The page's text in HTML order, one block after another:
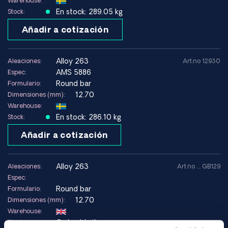
Designaciones:Aleación C-263, NIMONIC 263, Haynes
263, UNS N07263, Werkstoffnummer 2.4650, AMS 5882
Ventajas
Alta resistencia a temperaturas elevadas
Muy buena resistencia a la oxidación hasta
aproximadamente 870 °C
Buena resistencia a la fluencia
Muy buena soldabilidad en comparación con muchas otras
superaleaciones
Buena conformabilidad en soluciones tratadas
Limitaciones
Mayor costo del material que las aleaciones estándar
Requiere un tratamiento térmico controlado para un
rendimiento óptimo
No apto para entornos con alto contenido de azufre
Stock:
En stock: 289.05 kg
Añadir a cotización
Aleaciones: alloy 263
Espec: AMS 5886
Formulario: Round bar
Dimensiones (mm): 12.70
Warehouse:
Stock:
En stock: 286.10 kg
Añadir a cotización
Art.no 12930
Aleaciones: alloy 263
Espec:
Formulario:
Round bar
Dimensiones (mm): 12.70
Warehouse:
Stock:
Orderable item
Art.no .... GB129